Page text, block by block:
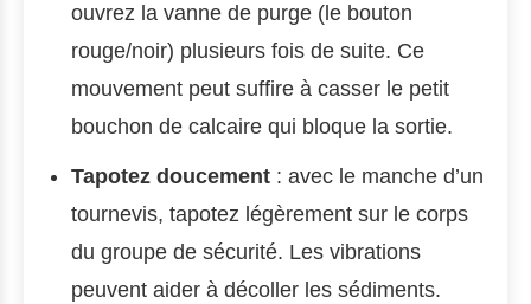
ouvrez la vanne de purge (le bouton
rouge/noir) plusieurs fois de suite. Ce
mouvement peut suffire à casser le petit
bouchon de calcaire qui bloque la sortie.
Tapotez doucement : avec le manche d’un
tournevis, tapotez légèrement sur le corps
du groupe de sécurité. Les vibrations
peuvent aider à décoller les sédiments.